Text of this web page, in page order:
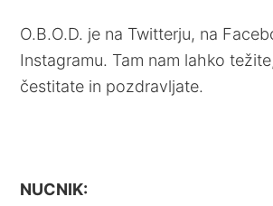
O.B.O.D. je na Twitterju, na
Instagramu. Tam nam lahko
čestitate in pozdravljate.
NUCNIK: